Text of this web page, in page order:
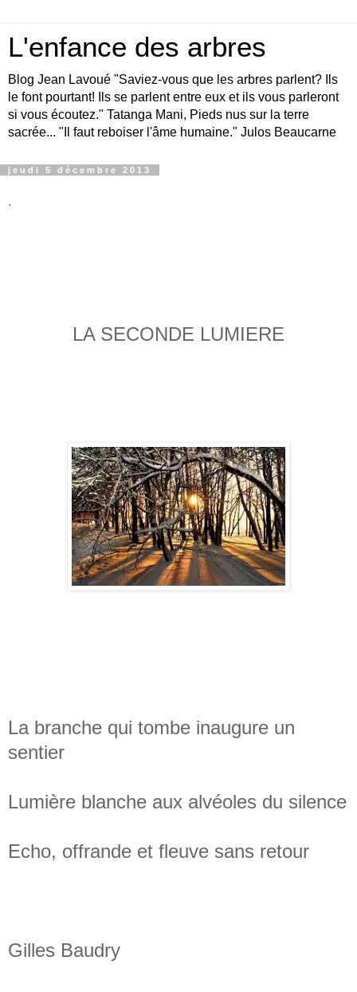
L'enfance des arbres
Blog Jean Lavoué "Saviez-vous que les arbres parlent? Ils
le font pourtant! Ils se parlent entre eux et ils vous parleront
si vous écoutez." Tatanga Mani, Pieds nus sur la terre
sacrée... "Il faut reboiser l'âme humaine." Julos Beaucarne
jeudi 5 décembre 2013
.
LA SECONDE LUMIERE
La branche qui tombe inaugure un
sentier
Lumière blanche aux alvéoles du silence
Echo, offrande et fleuve sans retour
Gilles Baudry